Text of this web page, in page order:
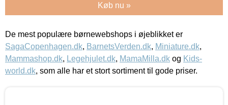
Køb nu »
De mest populære børnewebshops i øjeblikket er
SagaCopenhagen.dk, BarnetsVerden.dk, Miniature.dk,
Mammashop.dk, Legehjulet.dk, MamaMilla.dk og Kids-
world.dk, som alle har et stort sortiment til gode priser.